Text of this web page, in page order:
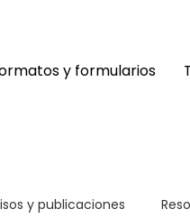
y formularios
y publicaciones